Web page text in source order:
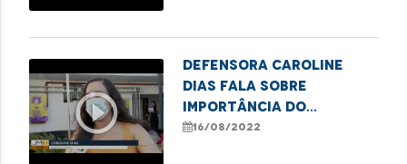
play_circle_outline
Defensora Caroline
Dias fala sobre
importância do
combate à violência
16/08/2022